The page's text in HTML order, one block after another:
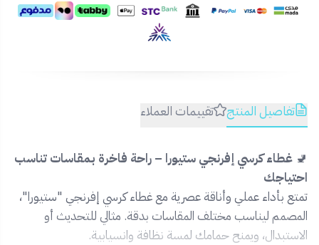
تفاصيل المنتج تقييمات العملاء
🚽 غطاء كرسي إفرنجي ستيورا – راحة فاخرة بمقاسات تناسب
احتياجك
تمتع بأداء عملي وأناقة عصرية مع غطاء كرسي إفرنجي "ستيورا"،
المصمم ليناسب مختلف المقاسات بدقة. مثالي للتحديث أو
الاستبدال، ويمنح حمامك لمسة نظافة وانسيابية.